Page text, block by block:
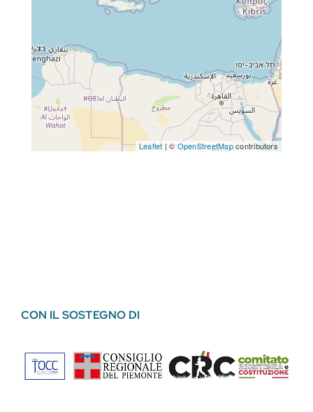
Leaflet | © OpenStreetMapcontributors
CON IL SOSTEGNO DI